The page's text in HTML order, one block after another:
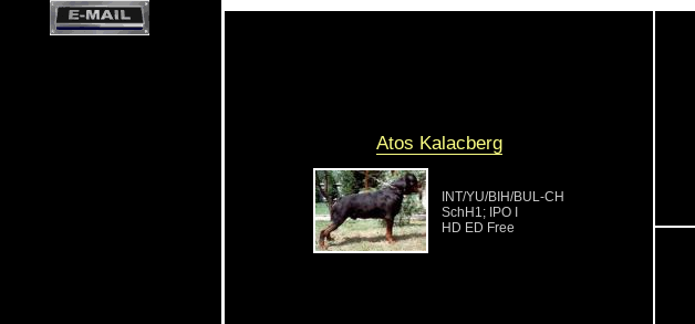
Atos Kalacberg
INT/YU/BIH/BUL-CH
SchH1; IPO I
HD ED Free